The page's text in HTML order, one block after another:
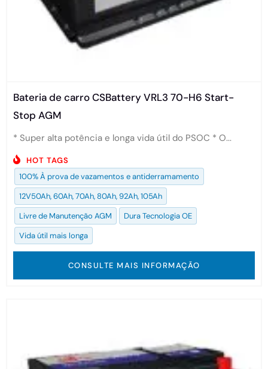
Bateria de carro CSBattery VRL3 70-H6 Start-
Stop AGM
* Super alta potência e longa vida útil do PSOC * O...
HOT TAGS
100% À prova de vazamentos e antiderramamento
12V50Ah, 60Ah, 70Ah, 80Ah, 92Ah, 105Ah
Livre de Manutenção AGM
Dura Tecnologia OE
Vida útil mais longa
CONSULTE MAIS INFORMAÇÃO